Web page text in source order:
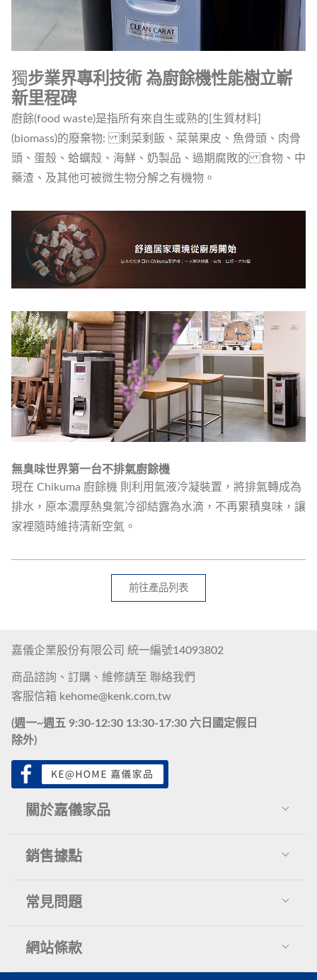
獨步業界專利技術 為廚餘機性能樹立嶄
新里程碑
廚餘(food waste)是指所有來自生或熟的[生質材料]
(biomass)的廢棄物: 剩菜剩飯、菜葉果皮、魚骨頭、肉骨
頭、蛋殼、蛤蠣殼、海鮮、奶製品、過期腐敗的 食物、中
藥渣、及其他可被微生物分解之有機物。
無臭味世界第一台不排氣廚餘機
現在 Chikuma 廚餘機 則利用氣液冷凝裝置，將排氣轉成為
排水，原本濃厚熱臭氣冷卻結露為水滴，不再累積臭味，讓
家裡隨時維持清新空氣。
前往產品列表
嘉儀企業股份有限公司 統一編號14093802
商品諮詢、訂購、維修請至 聯絡我們
客服信箱 kehome@kenk.com.tw
(週一~週五 9:30-12:30 13:30-17:30 六日國定假日
除外)
關於嘉儀家品
關於我們
銷售據點
展示中心
常見問題
會員權益
訂單問題
網站條款